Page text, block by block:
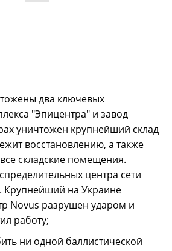
два ключевых
"Эпицентра" и завод
уничтожен крупнейший склад
восстановлению, а также
складские помещения.
центра сети
Крупнейший на Украине
Novus разрушен ударом и
работу;
ни одной баллистической